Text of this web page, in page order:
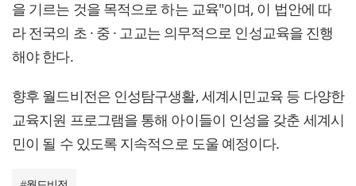
을 기르는 것을 목적으로 하는 교육"이며, 이 법안에 따
라 전국의 초 · 중 · 고교는 의무적으로 인성교육을 진행
해야 한다.
향후 월드비전은 인성탐구생활, 세계시민교육 등 다양한
교육지원 프로그램을 통해 아이들이 인성을 갖춘 세계시
민이 될 수 있도록 지속적으로 도울 예정이다.